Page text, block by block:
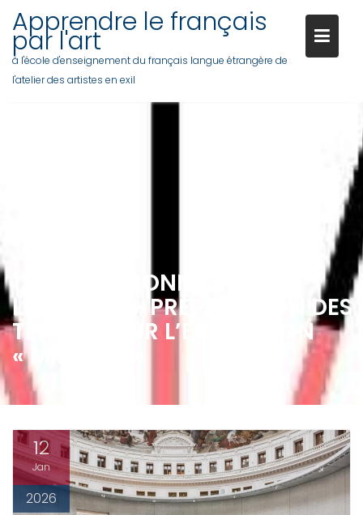
content
Apprendre le français
par l'art
à l'école d'enseignement du français langue étrangère de
l'atelier des artistes en exil
12/01 : LES CONNECTEURS
LOGIQUES + PRÉPARATION DES
TEXTES POUR L’EXPOSITION
« MINIMAL »
12
Jan
2026